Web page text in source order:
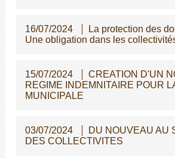
16/07/2024
La protection des
Une obligation dans les
15/07/2024
CREATION D'UN
REGIME INDEMNITAIRE POUR
MUNICIPALE
03/07/2024
DU NOUVEAU AU
DES COLLECTIVITES